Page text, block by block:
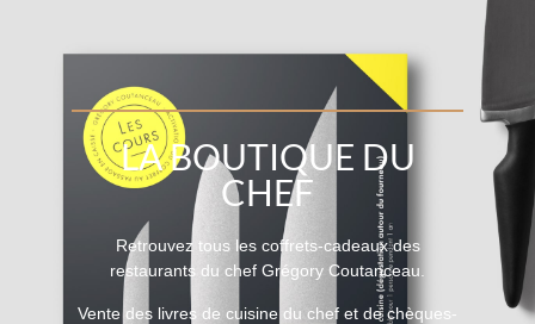
LA BOUTIQUE DU
CHEF
Retrouvez tous les coffrets-cadeaux des
restaurants du chef Grégory Coutanceau.
Vente des livres de cuisine du chef et de chèques-